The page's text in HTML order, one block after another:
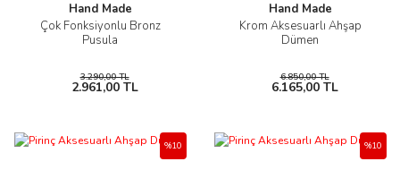
Hand Made
Çok Fonksiyonlu Bronz
Pusula
3.290,00 TL
2.961,00 TL
Hand Made
Krom Aksesuarlı Ahşap
Dümen
6.850,00 TL
6.165,00 TL
%10 %10